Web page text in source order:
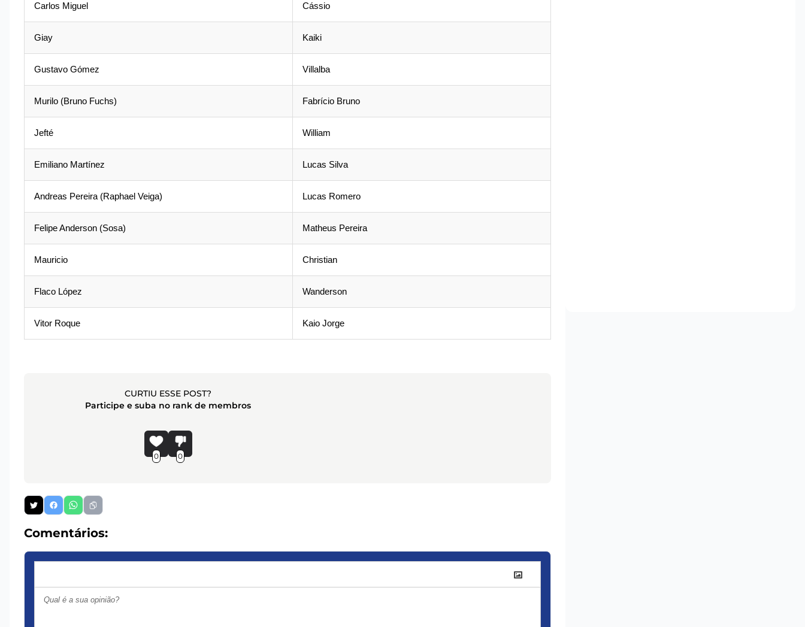
Carlos Miguel Cássio
Giay Kaiki
Gustavo Gómez Villalba
Murilo (Bruno Fuchs) Fabrício Bruno
Jefté William
Emiliano Martínez Lucas Silva
Andreas Pereira (Raphael Veiga) Lucas Romero
Felipe Anderson (Sosa) Matheus Pereira
Mauricio Christian
Flaco López Wanderson
Vitor Roque Kaio Jorge
CURTIU ESSE POST?
Participe e suba no rank de membros
0 0
Comentários: